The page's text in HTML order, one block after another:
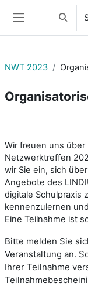
Website-
NWT 2023
Wir freuen uns über
Netzwerktreffen
wir Sie ein, sich
Angebote des
digitale Schulpraxis
kennenzulernen
Eine Teilnahme ist
Bitte melden Sie
Veranstaltung an.
Ihrer Teilnahme